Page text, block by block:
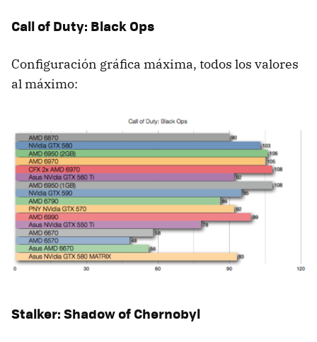
Call of Duty: Black Ops
Configuración gráfica máxima, todos los valores
al máximo:
Stalker: Shadow of Chernobyl